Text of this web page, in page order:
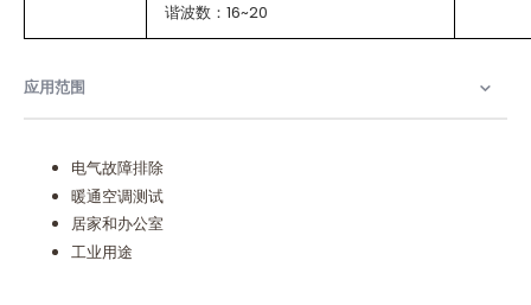
谐波数：16~20
应用范围
电气故障排除
暖通空调测试
居家和办公室
工业用途